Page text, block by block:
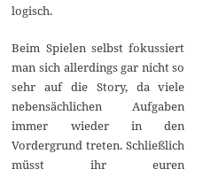
logisch.
Beim Spielen selbst fokussiert
man sich allerdings gar nicht so
sehr auf die Story, da viele
nebensächlichen Aufgaben
immer wieder in den
Vordergrund treten. Schließlich
müsst ihr euren